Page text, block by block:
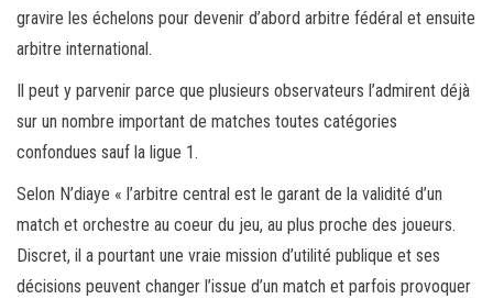
gravire les échelons pour devenir d’abord arbitre fédéral et ensuite
arbitre international.
Il peut y parvenir parce que plusieurs observateurs l’admirent déjà
sur un nombre important de matches toutes catégories
confondues sauf la ligue 1.
Selon N’diaye « l’arbitre central est le garant de la validité d’un
match et orchestre au coeur du jeu, au plus proche des joueurs.
Discret, il a pourtant une vraie mission d’utilité publique et ses
décisions peuvent changer l’issue d’un match et parfois provoquer